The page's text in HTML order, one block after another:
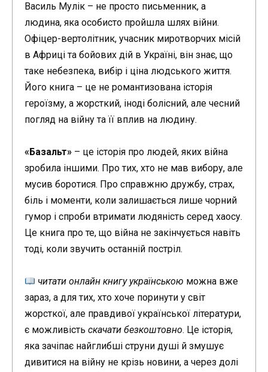
Василь Мулік – не просто письменник, а
людина, яка особисто пройшла шлях війни.
Офіцер-вертолітник, учасник миротворчих місій
в Африці та бойових дій в Україні, він знає, що
таке небезпека, вибір і ціна людського життя.
Його книга – це не романтизована історія
героїзму, а жорсткий, іноді болісний, але чесний
погляд на війну та її вплив на людину.
«Базальт» – це історія про людей, яких війна
зробила іншими. Про тих, хто не мав вибору, але
мусив боротися. Про справжню дружбу, страх,
біль і моменти, коли залишається лише чорний
гумор і спроби втримати людяність серед хаосу.
Це книга про те, що війна не закінчується навіть
тоді, коли звучить останній постріл.
читати онлайн книгу українською можна вже
зараз, а для тих, хто хоче поринути у світ
жорсткої, але правдивої української літератури,
є можливість скачати безкоштовно. Це історія,
яка зачіпає найглибші струни душі й змушує
дивитися на війну не крізь новини, а через долі